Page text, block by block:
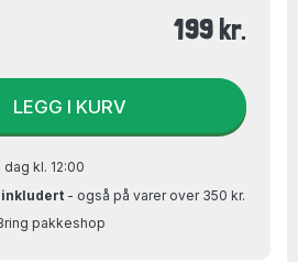
199 kr.
LEGG I KURV
kl. 12:00
inkludert- også på varer over 350 kr.
pakkeshop